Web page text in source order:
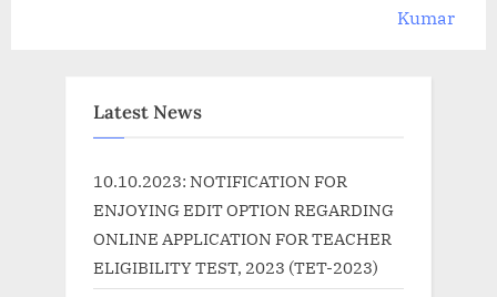
P
o
s
t
:
Kumar
Latest News
10.10.2023: NOTIFICATION FOR
ENJOYING EDIT OPTION REGARDING
ONLINE APPLICATION FOR TEACHER
ELIGIBILITY TEST, 2023 (TET-2023)